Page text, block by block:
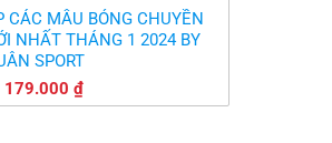
là:
179.000 ₫.
tại
là:
CÁC MẪU BÓNG CHUYỀN
NHẤT THÁNG 1 2024 BY
SPORT
Giá
gốc
179.000 ₫Giá
hiện